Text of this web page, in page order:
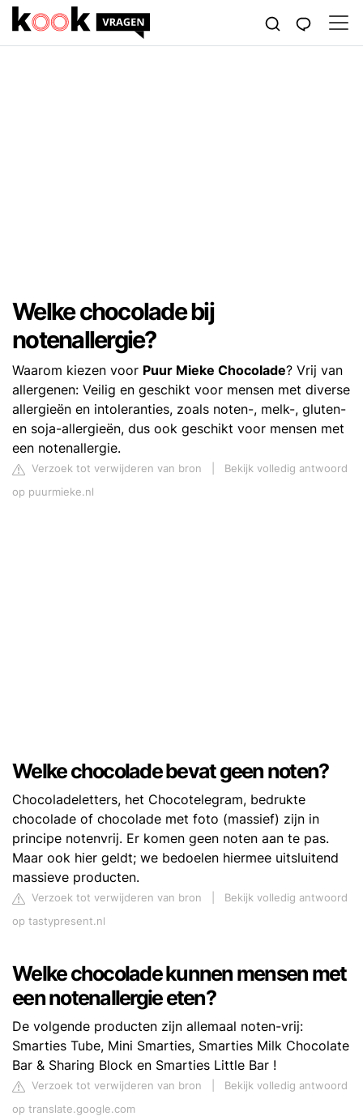
Welke chocolade bij
notenallergie?
Waarom kiezen voor Puur Mieke Chocolade? Vrij van
allergenen: Veilig en geschikt voor mensen met diverse
allergieën en intoleranties, zoals noten-, melk-, gluten-
en soja-allergieën, dus ook geschikt voor mensen met
een notenallergie.
Verzoek tot verwijderen van bron
Bekijk volledig antwoord
op puurmieke.nl
Welke chocolade bevat geen noten?
Chocoladeletters, het Chocotelegram, bedrukte
chocolade of chocolade met foto (massief) zijn in
principe notenvrij. Er komen geen noten aan te pas.
Maar ook hier geldt; we bedoelen hiermee uitsluitend
massieve producten.
Verzoek tot verwijderen van bron
Bekijk volledig antwoord
op tastypresent.nl
Welke chocolade kunnen mensen met
een notenallergie eten?
De volgende producten zijn allemaal noten-vrij:
Smarties Tube, Mini Smarties, Smarties Milk Chocolate
Bar & Sharing Block en Smarties Little Bar !
Verzoek tot verwijderen van bron
Bekijk volledig antwoord
op translate.google.com